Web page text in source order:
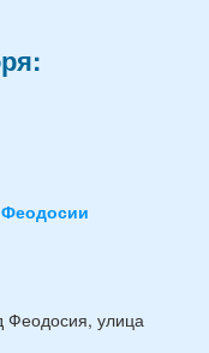
Феодосии
Феодосия, улица